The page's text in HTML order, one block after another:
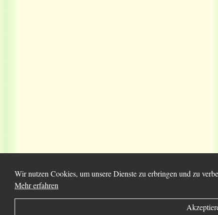
Wir nutzen Cookies, um unsere Dienste zu erbringen und zu
Mehr erfahren